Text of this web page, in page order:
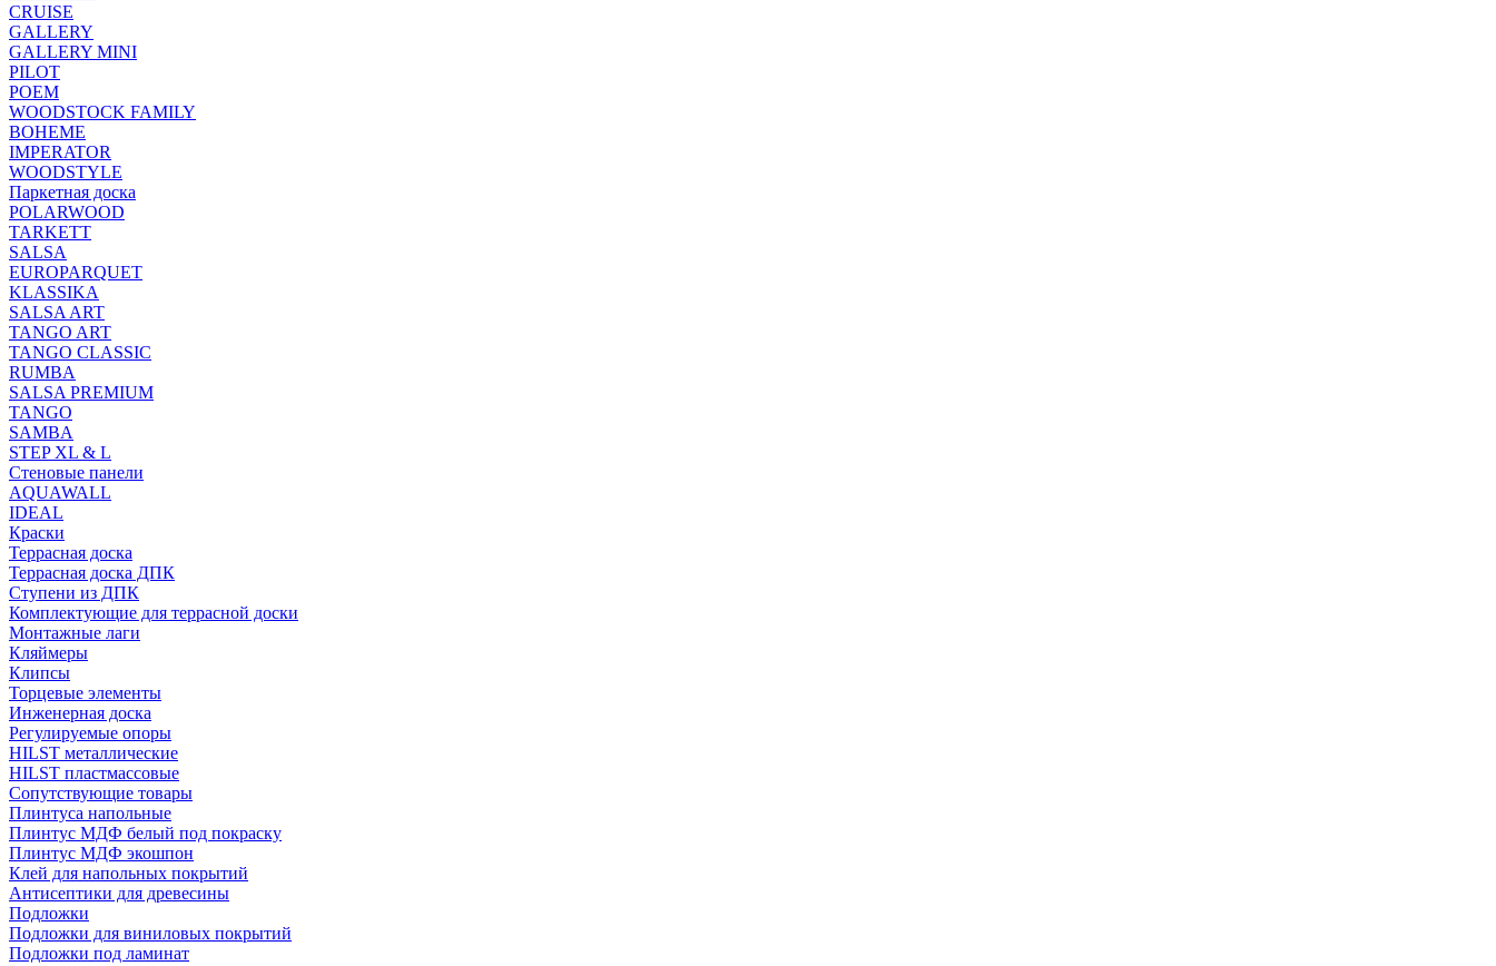
CRUISE
GALLERY
GALLERY MINI
PILOT
POEM
WOODSTOCK FAMILY
BOHEME
IMPERATOR
WOODSTYLE
Паркетная доска
POLARWOOD
TARKETT
SALSA
EUROPARQUET
KLASSIKA
SALSA ART
TANGO ART
TANGO CLASSIC
RUMBA
SALSA PREMIUM
TANGO
SAMBA
STEP XL & L
Стеновые панели
AQUAWALL
IDEAL
Краски
Террасная доска
Террасная доска ДПК
Ступени из ДПК
Комплектующие для террасной доски
Монтажные лаги
Кляймеры
Клипсы
Торцевые элементы
Инженерная доска
Регулируемые опоры
HILST металлические
HILST пластмассовые
Сопутствующие товары
Плинтуса напольные
Плинтус МДФ белый под покраску
Плинтус МДФ экошпон
Клей для напольных покрытий
Антисептики для древесины
Подложки
Подложки для виниловых покрытий
Подложки под ламинат